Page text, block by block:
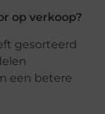
op verkoop?
gesorteerd
een betere